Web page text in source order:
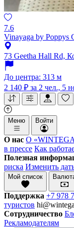
7.6
Vinayaga by Poppys
73 Geetha Hall Rd,
До центра: 313 м
2 140 ₽ за 2 чел., 5
Меню Войти
О нас О
в прессе Как
Полезная
риска Изменить
Мой список
Поддержка +7 978
туристов
Сотрудничество
Рекламодателям